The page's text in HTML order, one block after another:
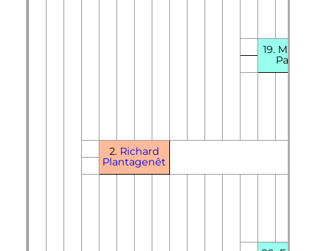
19. Marie
Padilla
2. Richard
Plantagenêt